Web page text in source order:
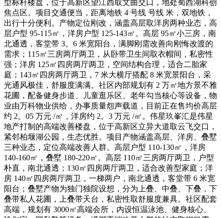
型标杆楼盘，位于高新区望江西取文曲交口，地处蜀西湖科创
焦点区。项目交通便当，距离地铁 4 号线 号线 米，双地铁，
出行十分便利。产物定位刚改，涵盖高层取洋房两种业态，高
层户型 95-115㎡，洋房户型 125-143㎡。高层 95㎡小三房，南
北通透，客堂带 3。6 米宽阳台，满脚刚需改善向刚悔改渡的
需求；115㎡三房两厅两卫，从卧带卫生间取衣帽间，私密性
强；洋房 125㎡四房两厅两卫，空间结构合理，适合二胎家
庭；143㎡四房两厅两卫，7 米大横厅搭配 8 米宽景阳台，采
光通风极佳，舒服度满满。社区内部规划有 2 万㎡地方景不雅
花圃，配备健身步道、儿童逛乐区、老年勾当核心等设备，物
业由万科物业供给，办事质量怨声载道，目前正在售均价高层
约 2。05 万元 /㎡，洋房约 2。3 万元 /㎡。伟星玖峯汇是伟星
地产打制的高端改善楼盘，位于高新区立异大道取云飞交口，
紧邻柏堰湖公园，生态优胜。项目产物涵盖高层、洋房、叠墅
三种业态，定位高端改善人群。高层户型 110-130㎡，洋房
140-160㎡，叠墅 180-220㎡。高层 110㎡三房两厅两卫，户型
朴直，南北通透；130㎡四房两厅两卫，适合改善型家庭；洋
房 140㎡四房两厅两卫，一梯两户，南北通透，客堂带 6 米宽
阳台；叠墅产物为独门独院设想，分为上叠、中叠、下叠，下
叠带私人花圃，上叠带天台，私密性取舒服度兼具。社区配套
高端，规划有 3000㎡高端会所，内设恒温泳池、健身核心、